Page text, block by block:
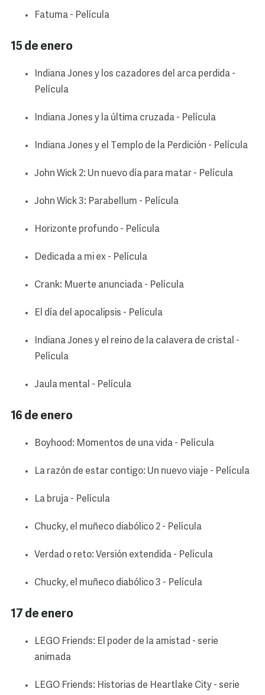
Fatuma - Película
15 de enero
Indiana Jones y los cazadores del arca perdida -
Película
Indiana Jones y la última cruzada - Película
Indiana Jones y el Templo de la Perdición - Película
John Wick 2: Un nuevo día para matar - Película
John Wick 3: Parabellum - Película
Horizonte profundo - Película
Dedicada a mi ex - Película
Crank: Muerte anunciada - Película
El día del apocalipsis - Película
Indiana Jones y el reino de la calavera de cristal -
Película
Jaula mental - Película
16 de enero
Boyhood: Momentos de una vida - Película
La razón de estar contigo: Un nuevo viaje - Película
La bruja - Película
Chucky, el muñeco diabólico 2 - Película
Verdad o reto: Versión extendida - Película
Chucky, el muñeco diabólico 3 - Película
17 de enero
LEGO Friends: El poder de la amistad - serie
animada
LEGO Friends: Historias de Heartlake City - serie